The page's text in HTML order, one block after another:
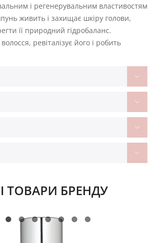
і регенерувальним властивостям
живить і захищає шкіру голови,
її природний гідробаланс.
ревіталізує його і робить
ТОВАРИ БРЕНДУ